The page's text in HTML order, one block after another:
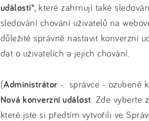
událostí", které zahrnují také
sledování chování uživatelů na
důležité správně nastavit konverzní
dat o uživatelích a jejich chování.
(Administrátor - správce - ozubené
Nová konverzní událost. Zde vyberte
které jste si předtím vytvořili ve